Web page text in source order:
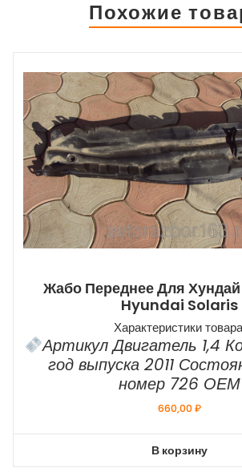
Похожие
Жабо Переднее Для
Hyundai Solaris
Характеристики
Артикул Двигатель 1,4
год выпуска 2011
номер 726 ОЕМ
660,00₽
В корзину